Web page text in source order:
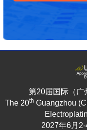
第20届国际（广
The 20th Guangzhou
2027年6月